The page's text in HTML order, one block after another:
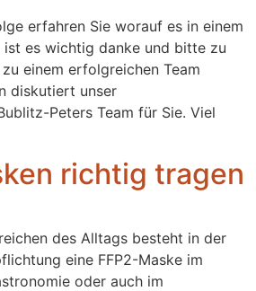
erfahren Sie worauf es in einem
ist es wichtig danke und bitte zu
einem erfolgreichen Team
diskutiert unser
Peters Team für Sie. Viel
richtig tragen
des Alltags besteht in der
eine FFP2-Maske im
oder auch im